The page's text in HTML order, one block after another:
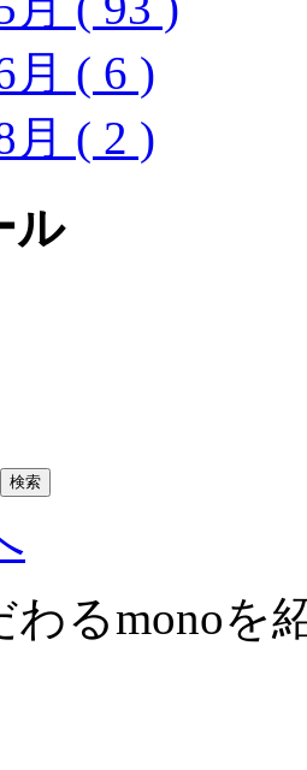
月 ( 6 )
月 ( 2 )
ル
わるmonoを